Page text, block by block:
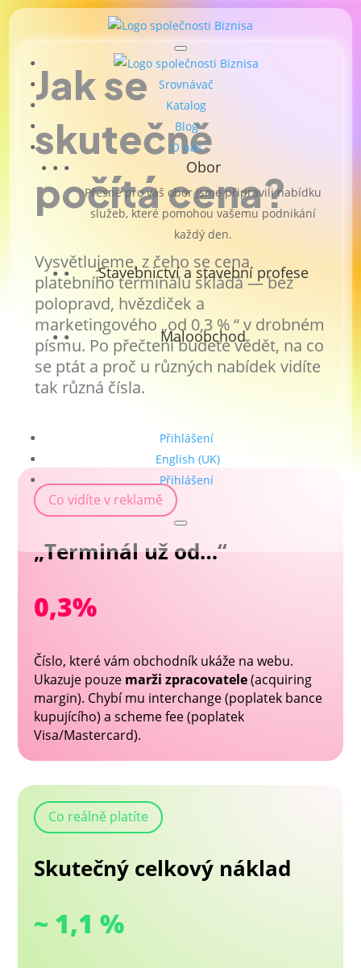
Srovnávač
Katalog
Blog
O nás
Obor
Přesně pro váš obor jsme připravili nabídku
služeb, které pomohou vašemu podnikání
každý den.
Stavebnictví a stavební profese
Maloobchod
Přihlášení
English (UK)
Přihlášení
Jak se
skutečně
počítá cena?
Vysvětlujeme, z čeho se cena
platebního terminálu skládá — bez
polopravd, hvězdiček a
marketingového „od 0,3 % “ v drobném
písmu. Po přečtení budete vědět, na co
se ptát a proč u různých nabídek vidíte
tak různá čísla.
Co vidíte v reklamě
„Terminál už od…“
0,3%
Číslo, které vám obchodník ukáže na webu.
Ukazuje pouze marži zpracovatele(acquiring
margin). Chybí mu interchange (poplatek bance
kupujícího) a scheme fee (poplatek
Visa/Mastercard).
Co reálně platíte
Skutečný celkový náklad
~ 1,1 %